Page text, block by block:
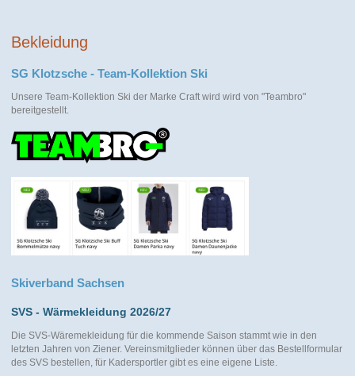
Bekleidung
SG Klotzsche - Team-Kollektion Ski
Unsere Team-Kollektion Ski der Marke Craft wird wird von "Teambro"
bereitgestellt.
Skiverband Sachsen
SVS - Wärmekleidung 2026/27
Die SVS-Wäremekleidung für die kommende Saison stammt wie in den
letzten Jahren von Ziener. Vereinsmitglieder können über das Bestellformular
des SVS bestellen, für Kadersportler gibt es eine eigene Liste.